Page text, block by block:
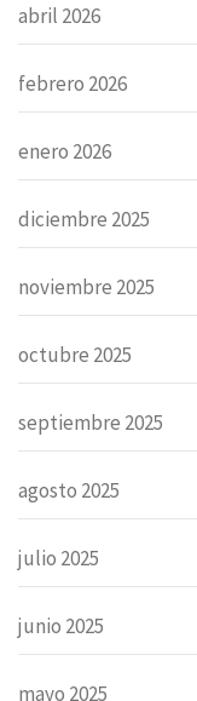
abril 2026
febrero 2026
enero 2026
diciembre 2025
noviembre 2025
octubre 2025
septiembre 2025
agosto 2025
julio 2025
junio 2025
mayo 2025